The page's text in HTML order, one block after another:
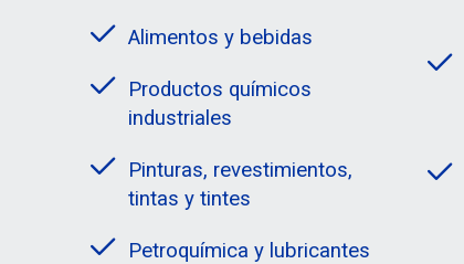
Alimentos y bebidas
Productos químicos
industriales
Pinturas, revestimientos,
tintas y tintes
Petroquímica y lubricantes